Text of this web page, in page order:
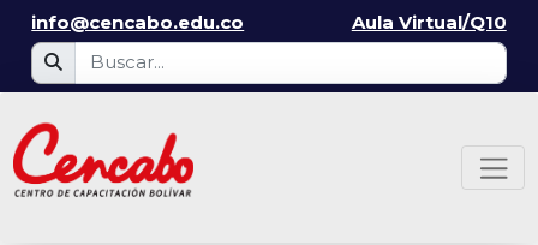
info@cencabo.edu.co Aula Virtual/Q10